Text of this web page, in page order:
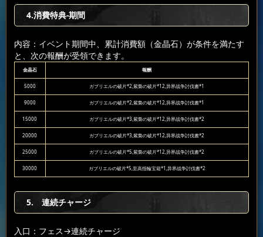
4.消費特典-期間
内容：イベント期間中、累計消費額（金晶石）が条件を満たす
と、次の報酬が受領できます。
金晶石 報酬
5000 ガブリエルの破片*2,紫梟の破片*12,异界战争討伐書*1
9000 ガブリエルの破片*2,紫梟の破片*12,异界战争討伐書*1
15000 ガブリエルの破片*3,紫梟の破片*12,异界战争討伐書*2
20000 ガブリエルの破片*3,紫梟の破片*12,异界战争討伐書*2
25000 ガブリエルの破片*5,紫梟の破片*12,异界战争討伐書*2
30000 ガブリエルの破片*5,至高指輪宝箱*1,异界战争討伐書*2
5. 連続チャージ
入口：フェス→連続チャージ